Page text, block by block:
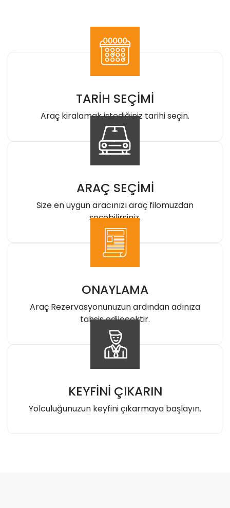
TARİH SEÇİMİ
Araç kiralamak istediğiniz tarihi seçin.
ARAÇ SEÇİMİ
Size en uygun aracınızı araç filomuzdan
seçebilirsiniz.
ONAYLAMA
Araç Rezervasyonunuzun ardından adınıza
tahsis edilecektir.
KEYFİNİ ÇIKARIN
Yolculuğunuzun keyfini çıkarmaya başlayın.